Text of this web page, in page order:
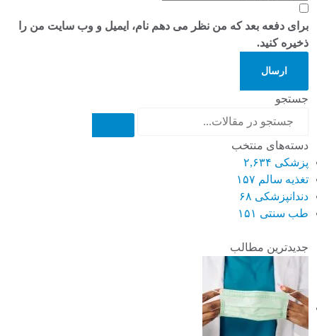
برای دفعه بعد که من نظر می دهم نام، ایمیل و وب سایت من را
ذخیره کنید.
ارسال
جستجو
دسته‌های منتخب
پزشکی ۲,۶۳۴
تغذیه سالم ۱۵۷
دندانپزشکی ۶۸
طب سنتی ۱۵۱
جدیدترین مطالب